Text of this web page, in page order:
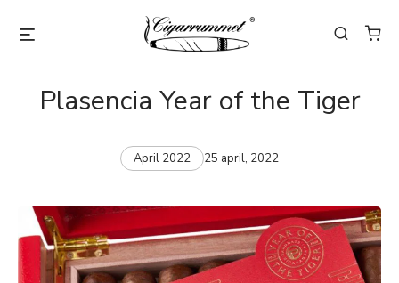
Plasencia Year of the Tiger
April 2022 25 april, 2022